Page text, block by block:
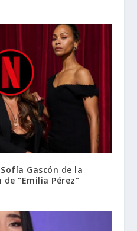
Gascón de la
“Emilia Pérez”